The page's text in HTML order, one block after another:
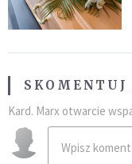
SKOMENTUJ
Kard. Marx otwarcie